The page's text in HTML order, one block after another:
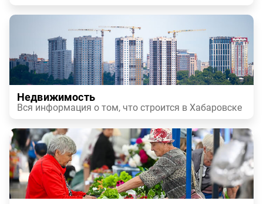
Недвижимость
Вся информация о том, что строится в Хабаровске